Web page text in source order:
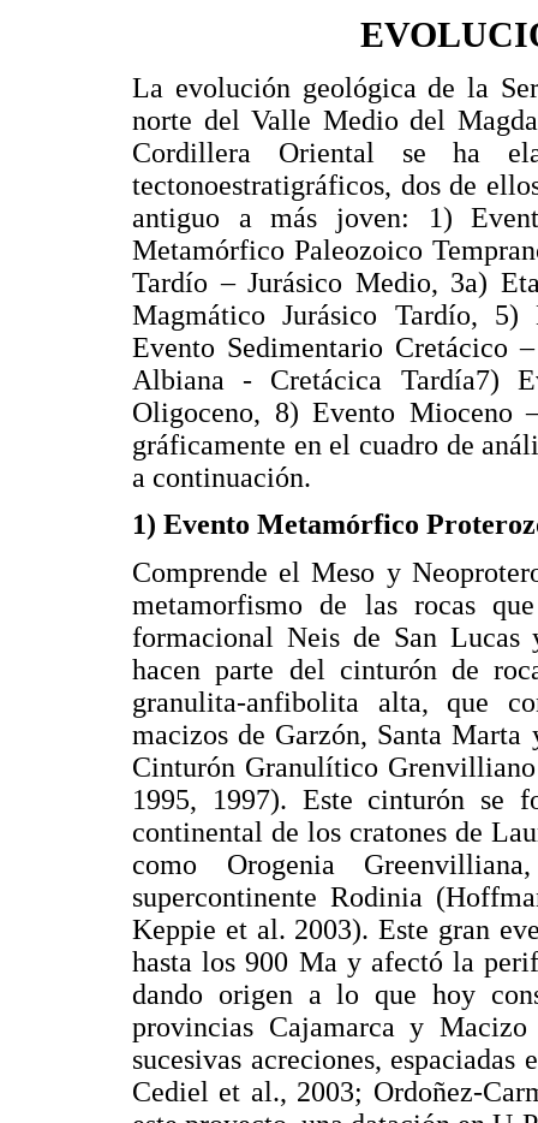
La evolución geológica de la
norte del Valle Medio del
Cordillera Oriental se ha
tectonoestratigráficos, dos de
antiguo a más joven: 1)
Metamórfico Paleozoico
Tardío – Jurásico Medio, 3a)
Magmático Jurásico Tardío, 5)
Evento Sedimentario Cretácico
Albiana - Cretácica Tardía7)
Oligoceno, 8) Evento Mioceno
gráficamente en el cuadro de
a continuación.
1) Evento Metamórfico
Comprende el Meso y
metamorfismo de las rocas
formacional Neis de San Lucas
hacen parte del cinturón de
granulita-anfibolita alta, que
macizos de Garzón, Santa
Cinturón Granulítico
1995, 1997). Este cinturón se
continental de los cratones de
como Orogenia
supercontinente Rodinia
Keppie et al. 2003). Este gran
hasta los 900 Ma y afectó la
dando origen a lo que hoy
provincias Cajamarca y
sucesivas acreciones,
Cediel et al., 2003; Ordoñez-